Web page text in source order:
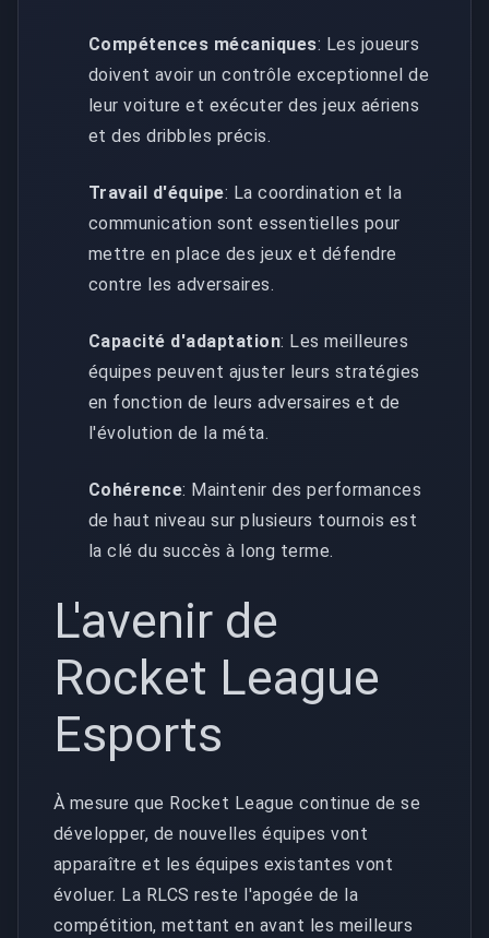
Compétences mécaniques: Les joueurs
doivent avoir un contrôle exceptionnel de
leur voiture et exécuter des jeux aériens
et des dribbles précis.
Travail d'équipe: La coordination et la
communication sont essentielles pour
mettre en place des jeux et défendre
contre les adversaires.
Capacité d'adaptation: Les meilleures
équipes peuvent ajuster leurs stratégies
en fonction de leurs adversaires et de
l'évolution de la méta.
Cohérence: Maintenir des performances
de haut niveau sur plusieurs tournois est
la clé du succès à long terme.
L'avenir de
Rocket League
Esports
À mesure que Rocket League continue de se
développer, de nouvelles équipes vont
apparaître et les équipes existantes vont
évoluer. La RLCS reste l'apogée de la
compétition, mettant en avant les meilleurs